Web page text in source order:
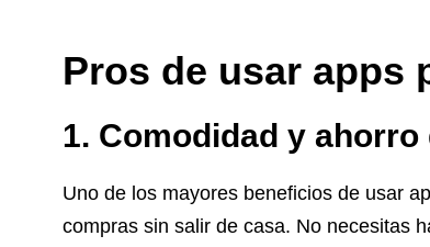
Pros de usar apps
1. Comodidad y ahorro
Uno de los mayores beneficios de usar
compras sin salir de casa. No necesitas